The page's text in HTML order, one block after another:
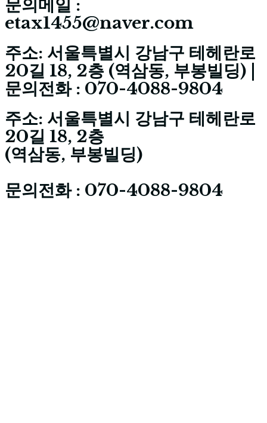
문의메일 :
etax1455@naver.com
주소: 서울특별시 강남구 테헤란로
20길 18, 2층 (역삼동, 부봉빌딩) |
문의전화 : 070-4088-9804
주소: 서울특별시 강남구 테헤란로
20길 18, 2층
(역삼동, 부봉빌딩)
문의전화 : 070-4088-9804